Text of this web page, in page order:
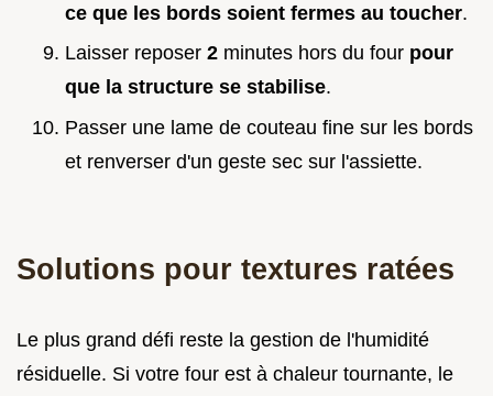
ce que les bords soient fermes au toucher.
Laisser reposer 2 minutes hors du four pour
que la structure se stabilise.
Passer une lame de couteau fine sur les bords
et renverser d'un geste sec sur l'assiette.
Solutions pour textures ratées
Le plus grand défi reste la gestion de l'humidité
résiduelle. Si votre four est à chaleur tournante, le